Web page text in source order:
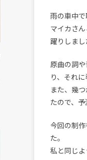
雨の車中で
マイカさ
躍りしまし
原曲の詞
り、それ
また、幾
たので、予
今回の制
た。
私と同じ